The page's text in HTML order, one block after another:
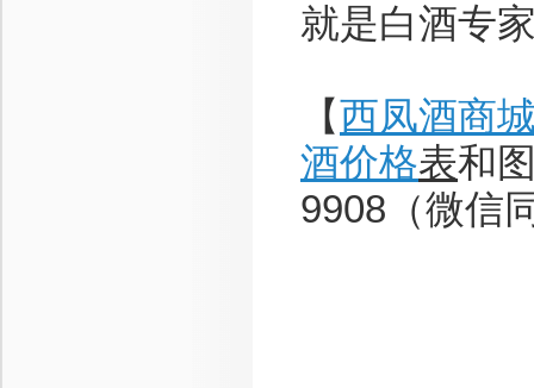
就是白酒专
【西凤酒商
酒价格表和
9908（微信